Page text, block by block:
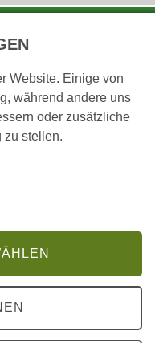
Website. Einige von
während andere uns
oder zusätzliche
zu stellen.